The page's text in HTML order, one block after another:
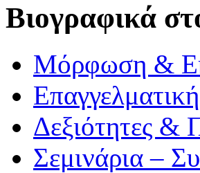
Βιογραφικά
Μόρφωση &
Δεξιότητες &
Σεμινάρια –